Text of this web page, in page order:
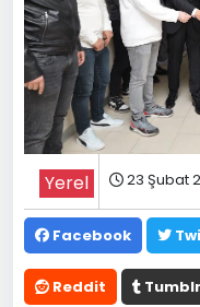
Yerel 23 Şubat
Facebook
Reddit Tumblr